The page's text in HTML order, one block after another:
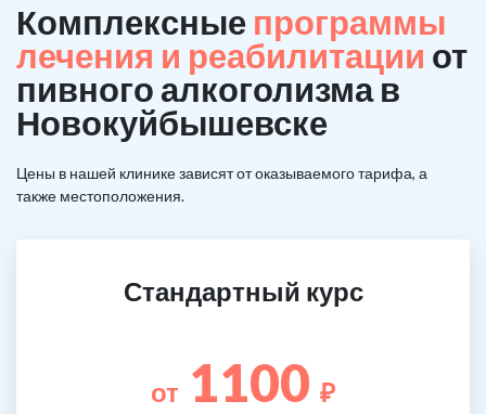
Комплексные программы
лечения и реабилитации от
пивного алкоголизма в
Новокуйбышевске
Цены в нашей клинике зависят от оказываемого тарифа, а
также местоположения.
Стандартный курс
от 1100 ₽